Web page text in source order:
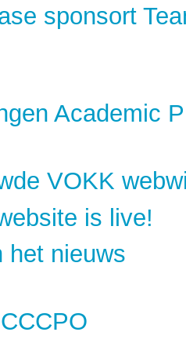
sponsort
Academic
VOKK
is live!
het nieuws